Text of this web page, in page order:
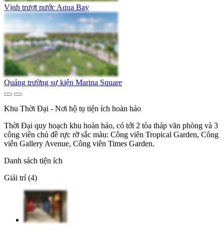
Vịnh trượt nước Aqua Bay
Quảng trường sự kiện Marina Square
Khu Thời Đại - Nơi hộ tụ tiện ích hoàn hảo
Thời Đại quy hoạch khu hoàn hảo, có tới 2 tòa tháp văn phòng và 3
công viên chủ đề rực rỡ sắc màu: Công viên Tropical Garden, Công
viên Gallery Avenue, Công viên Times Garden.
Danh sách tiện ích
Giải trí (4)